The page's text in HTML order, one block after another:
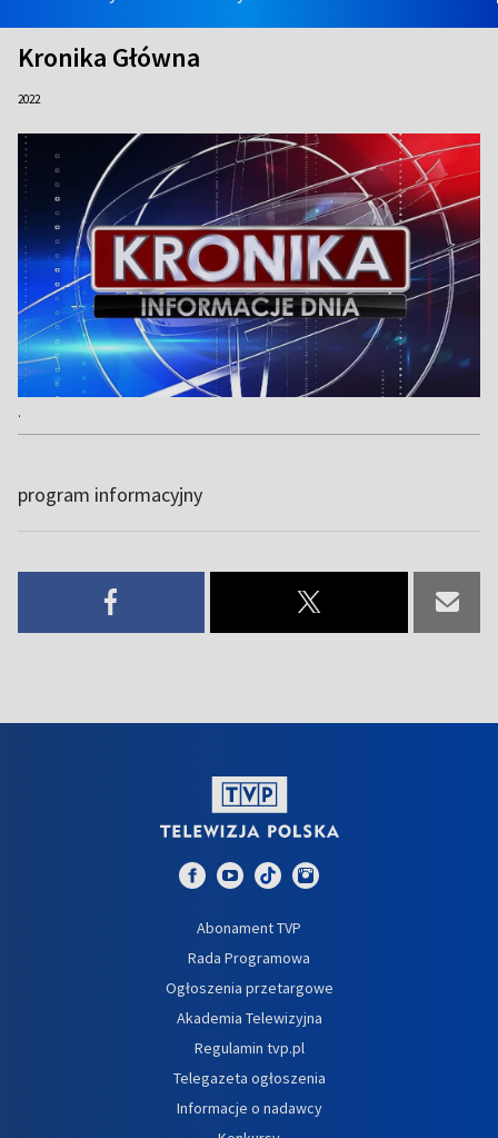
Kronika Główna
2022
.
program informacyjny
Abonament TVP
Rada Programowa
Ogłoszenia przetargowe
Akademia Telewizyjna
Regulamin tvp.pl
Telegazeta ogłoszenia
Informacje o nadawcy